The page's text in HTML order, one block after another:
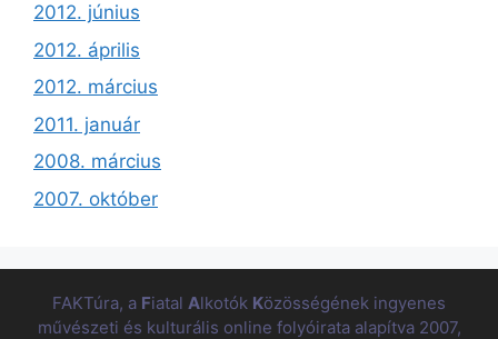
2012. június
2012. április
2012. március
2011. január
2008. március
2007. október
FAKTúra, a Fiatal Alkotók Közösségének ingyenes
művészeti és kulturális online folyóirata alapítva 2007,